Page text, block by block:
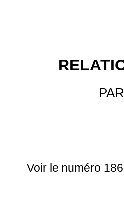
PAR
Voir le numéro